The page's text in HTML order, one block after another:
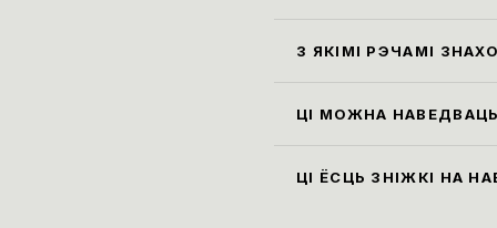
З ЯКІМІ РЭЧАМІ
см, а
ЦІ МОЖНА
ЦІ ЁСЦЬ ЗНІЖКІ НА